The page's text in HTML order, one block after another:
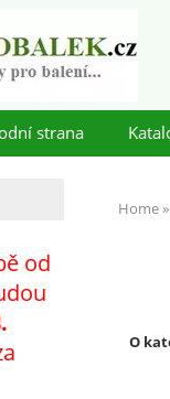
strana
Home
O
od